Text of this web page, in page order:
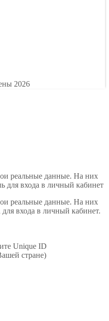
2026
реальные данные. На них
для входа в личный кабинет
реальные данные. На них
входа в личный кабинет.
Unique ID
стране)